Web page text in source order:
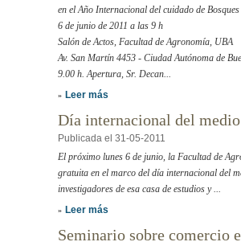
en el Año Internacional del cuidado de Bosques
6 de junio de 2011 a las 9 h
Salón de Actos, Facultad de Agronomía, UBA
Av. San Martín 4453 - Ciudad Autónoma de
9.00 h. Apertura, Sr. Decan...
» Leer más
Día internacional del
Publicada el 31-05-2011
El próximo lunes 6 de junio, la Facultad de
gratuita en el marco del día internacional del
investigadores de esa casa de estudios y ...
» Leer más
Seminario sobre comercio